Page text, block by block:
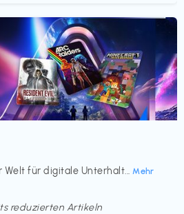
für digitale Unterhalt... Mehr
reduzierten Artikeln